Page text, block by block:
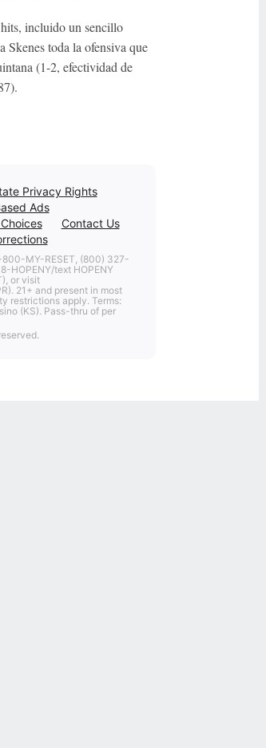
incluido un sencillo
toda la ofensiva que
(1-2, efectividad de
Privacy Rights
Ads
Contact Us
800-MY-RESET, (800) 327-
HOPENY/text HOPENY
or visit
21+ and present in most
restrictions apply. Terms:
(KS). Pass-thru of per